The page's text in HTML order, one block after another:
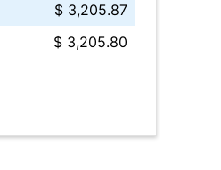
$ 3,205.87
$ 3,205.80